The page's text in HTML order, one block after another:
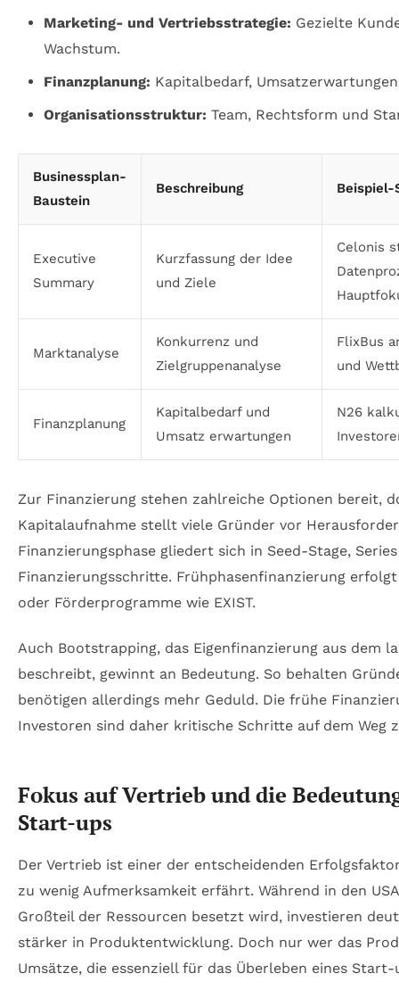
Marketing- und Vertriebsstrategie: Gezielte
Wachstum.
Finanzplanung: Kapitalbedarf,
Organisationsstruktur: Team, Rechtsform und
Businessplan-
Baustein
Beschreibung
Executive
Summary
Kurzfassung der Idee
und Ziele
Celonis
Marktanalyse
Konkurrenz und
Zielgruppenanalyse
FlixBus
und
Finanzplanung
Kapitalbedarf und
Umsatz erwartungen
N26
Zur Finanzierung stehen zahlreiche Optionen bereit,
Kapitalaufnahme stellt viele Gründer vor
Finanzierungsphase gliedert sich in Seed-Stage,
Finanzierungsschritte. Frühphasenfinanzierung
oder Förderprogramme wie EXIST.
Auch Bootstrapping, das Eigenfinanzierung aus dem
beschreibt, gewinnt an Bedeutung. So behalten
benötigen allerdings mehr Geduld. Die frühe
Investoren sind daher kritische Schritte auf dem Weg
Fokus auf Vertrieb und die
Start-ups
Der Vertrieb ist einer der entscheidenden
zu wenig Aufmerksamkeit erfährt. Während in den
Großteil der Ressourcen besetzt wird, investieren
stärker in Produktentwicklung. Doch nur wer das
Umsätze, die essenziell für das Überleben eines Start-